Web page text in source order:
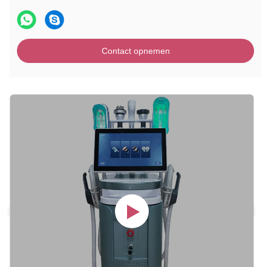
Contact opnemen